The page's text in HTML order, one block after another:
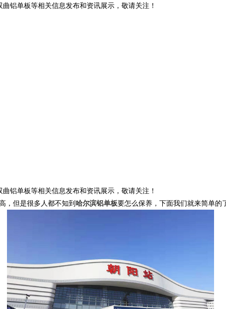
铝单板等相关信息发布和资讯展示，敬请关注！
铝单板等相关信息发布和资讯展示，敬请关注！
，但是很多人都不知到哈尔滨铝单板要怎么保养，下面我们就来简单的